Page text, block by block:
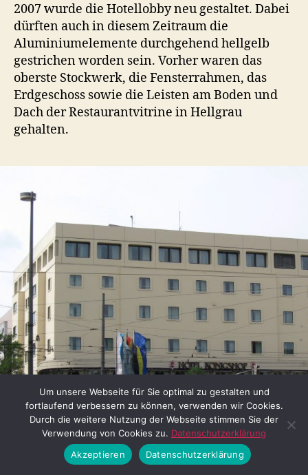
2007 wurde die Hotellobby neu gestaltet. Dabei
dürften auch in diesem Zeitraum die
Aluminiumelemente durchgehend hellgelb
gestrichen worden sein. Vorher waren das
oberste Stockwerk, die Fensterrahmen, das
Erdgeschoss sowie die Leisten am Boden und
Dach der Restaurantvitrine in Hellgrau
gehalten.
Um unsere Webseite für Sie optimal zu gestalten und
fortlaufend verbessern zu können, verwenden wir Cookies.
Durch die weitere Nutzung der Webseite stimmen Sie der
Verwendung von Cookies zu. Datenschutzerklärung
Akzeptieren
Datenschutzerklärung